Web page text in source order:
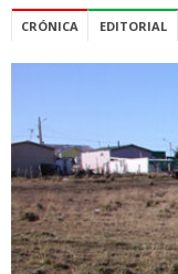
CRÓNICA EDITORIAL